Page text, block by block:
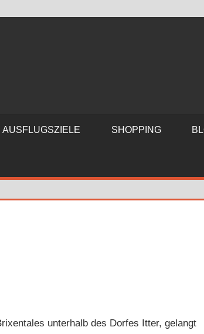
AUSFLUGSZIELE SHOPPING
unterhalb des Dorfes Itter, gelangt